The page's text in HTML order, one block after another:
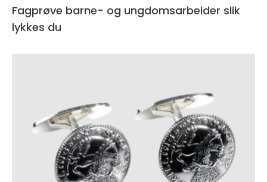
Fagprøve barne- og ungdomsarbeider slik
lykkes du